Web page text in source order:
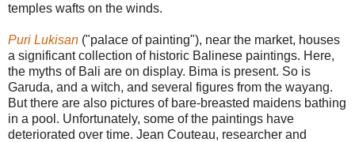
temples wafts on the winds.
Puri Lukisan ("palace of painting"), near the market, houses
a significant collection of historic Balinese paintings. Here,
the myths of Bali are on display. Bima is present. So is
Garuda, and a witch, and several figures from the wayang.
But there are also pictures of bare-breasted maidens bathing
in a pool. Unfortunately, some of the paintings have
deteriorated over time. Jean Couteau, researcher and